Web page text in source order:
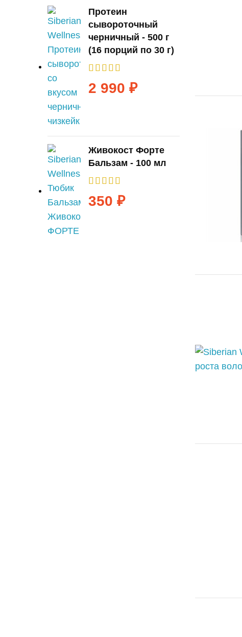
Протеин
сывороточный
черничный - 500 г
(16 порций по 30 г)
2 990 ₽
Живокост Форте
Бальзам - 100 мл
350 ₽